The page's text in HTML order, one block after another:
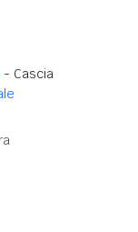
- Cascia